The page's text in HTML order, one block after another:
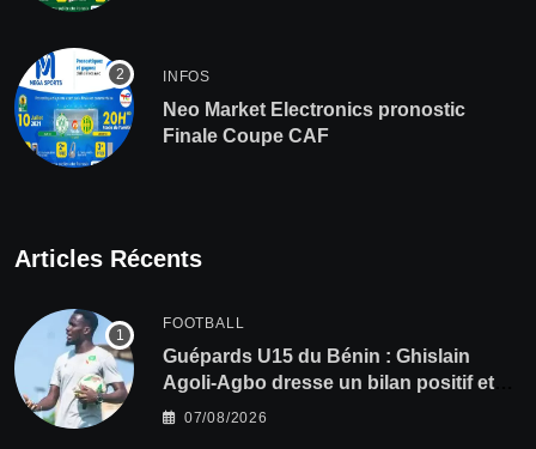
INFOS
Neo Market Electronics pronostic
Finale Coupe CAF
Articles Récents
FOOTBALL
Guépards U15 du Bénin : Ghislain
Agoli-Agbo dresse un bilan positif et
mise sur la relève
07/08/2026